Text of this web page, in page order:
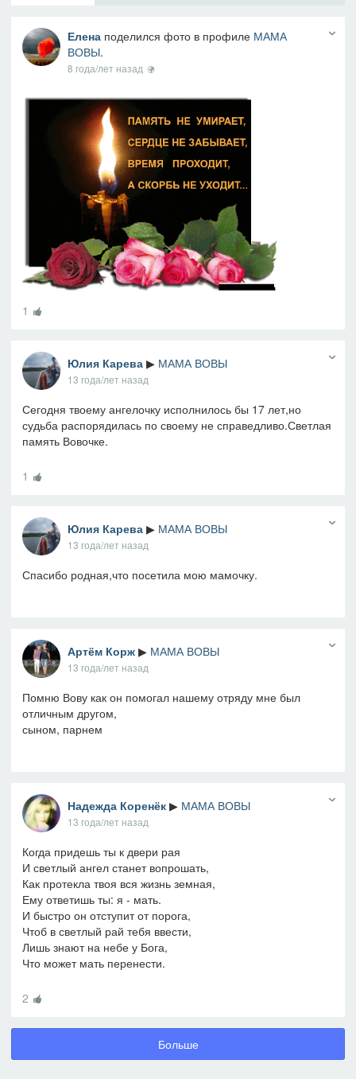
Еленаподелился фото в профиле МАМА
ВОВЫ.
8 года/лет назад
1
Юлия Карева ▶ МАМА ВОВЫ
13 года/лет назад
Сегодня твоему ангелочку исполнилось бы 17 лет,но
судьба распорядилась по своему не справедливо.Светлая
память Вовочке.
1
Юлия Карева ▶ МАМА ВОВЫ
13 года/лет назад
Спасибо родная,что посетила мою мамочку.
Артём Корж ▶ МАМА ВОВЫ
13 года/лет назад
Помню Вову как он помогал нашему отряду мне был
отличным другом,
сыном, парнем
Надежда Коренёк ▶ МАМА ВОВЫ
13 года/лет назад
Когда придешь ты к двери рая
И светлый ангел станет вопрошать,
Как протекла твоя вся жизнь земная,
Ему ответишь ты: я - мать.
И быстро он отступит от порога,
Чтоб в светлый рай тебя ввести,
Лишь знают на небе у Бога,
Что может мать перенести.
2
Больше